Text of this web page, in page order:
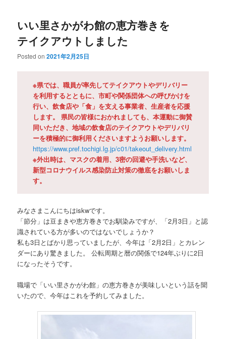
いい里さかがわ館の恵方巻きを
テイクアウトしました
Posted on2021年2月25日
※県では、職員が率先してテイクアウトやデリバリー
を利用するとともに、市町や関係団体への呼びかけを
行い、飲食店や「食」を支える事業者、生産者を応援
します。 県民の皆様におかれましても、本運動に御賛
同いただき、地域の飲食店のテイクアウトやデリバリ
ーを積極的に御利用くださいますようお願いします。
https://www.pref.tochigi.lg.jp/c01/takeout_delivery.html
※外出時は、マスクの着用、3密の回避や手洗いなど、
新型コロナウイルス感染防止対策の徹底をお願いしま
す。
みなさまこんにちはiskwです。
「節分」は豆まきや恵方巻きでお馴染みですが、「2月3日」と認
識されている方が多いのではないでしょうか？
私も3日とばかり思っていましたが、今年は「2月2日」とカレン
ダーにあり驚きました。 公転周期と暦の関係で124年ぶりに2日
になったそうです。
職場で「いい里さかがわ館」の恵方巻きが美味しいという話を聞
いたので、今年はこれを予約してみました。